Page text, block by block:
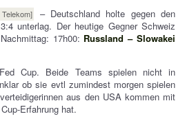
– Deutschland holte gegen den
unterlag. Der heutige Gegner Schweiz
17h00: Russland – Slowakei
Cup. Beide Teams spielen nicht in
ob sie evtl zumindest morgen spielen
aus den USA kommen mit
Erfahrung hat.